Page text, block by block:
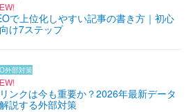
で上位化しやすい記事の書き方｜初心
け7ステップ
外部対策
ンクは今も重要か？2026年最新データ
説する外部対策